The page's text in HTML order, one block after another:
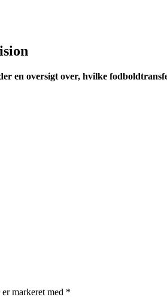
en oversigt over, hvilke
markeret med *